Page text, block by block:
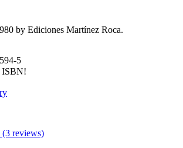
by Ediciones Martínez Roca.
5
ISBN!
(3 reviews)